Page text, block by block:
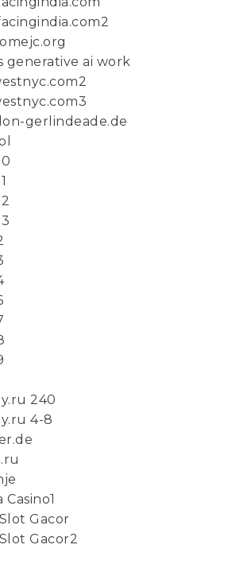
generative ai work
gerlindeade.de
240
4-8
Gacor
Gacor2